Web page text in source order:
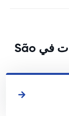
خريطة مواقع تأجير السيارات في São